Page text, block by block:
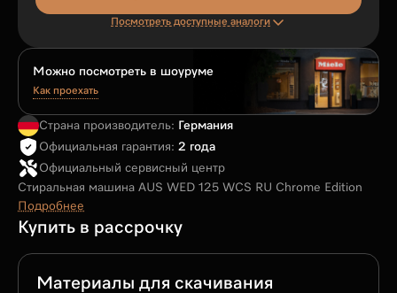
Посмотреть доступные аналоги
Можно посмотреть в шоуруме
Как проехать
Страна производитель: Германия
Официальная гарантия: 2 года
Официальный сервисный центр
Стиральная машина AUS WED 125 WCS RU Chrome Edition
Подробнее
Купить в рассрочку
Материалы для скачивания